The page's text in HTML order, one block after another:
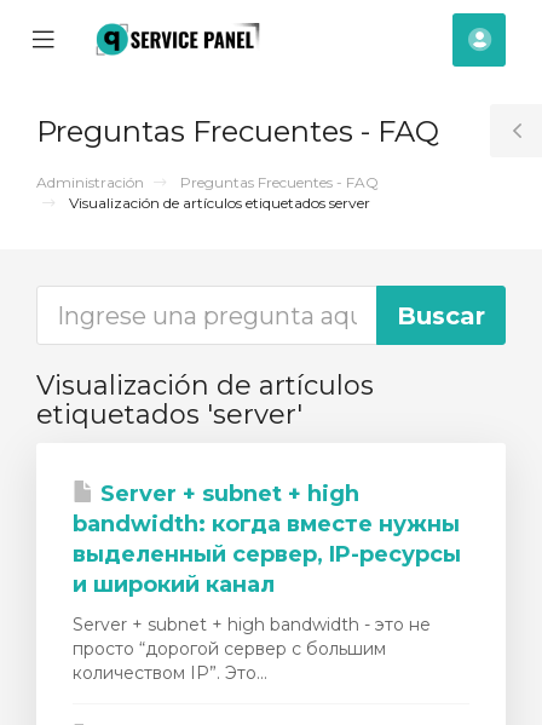
Mobile
Preguntas Frecuentes - FAQ
Administración
Preguntas Frecuentes - FAQ
Visualización de artículos etiquetados server
Visualización de artículos
etiquetados 'server'
Server + subnet + high
bandwidth: когда вместе нужны
выделенный сервер, IP-ресурсы
и широкий канал
Server + subnet + high bandwidth - это не
просто “дорогой сервер с большим
количеством IP”. Это...